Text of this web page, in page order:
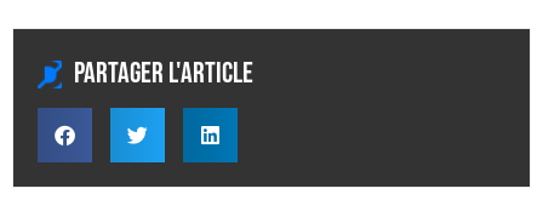
Partager l'article